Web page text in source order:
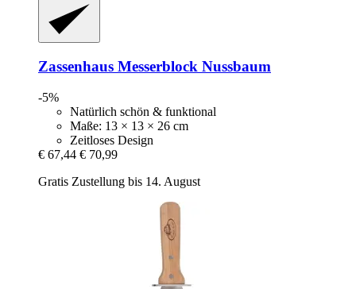
Zassenhaus Messerblock Nussbaum
-5%
Natürlich schön & funktional
Maße: 13 × 13 × 26 cm
Zeitloses Design
€ 67,44 € 70,99
Gratis Zustellung bis 14. August